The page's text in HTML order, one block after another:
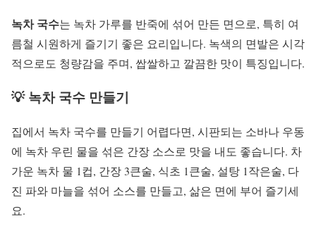
녹차 국수는 녹차 가루를 반죽에 섞어 만든 면으로, 특히 여
름철 시원하게 즐기기 좋은 요리입니다. 녹색의 면발은 시각
적으로도 청량감을 주며, 쌉쌀하고 깔끔한 맛이 특징입니다.
💡 녹차 국수 만들기
집에서 녹차 국수를 만들기 어렵다면, 시판되는 소바나 우동
에 녹차 우린 물을 섞은 간장 소스로 맛을 내도 좋습니다. 차
가운 녹차 물 1컵, 간장 3큰술, 식초 1큰술, 설탕 1작은술, 다
진 파와 마늘을 섞어 소스를 만들고, 삶은 면에 부어 즐기세
요.